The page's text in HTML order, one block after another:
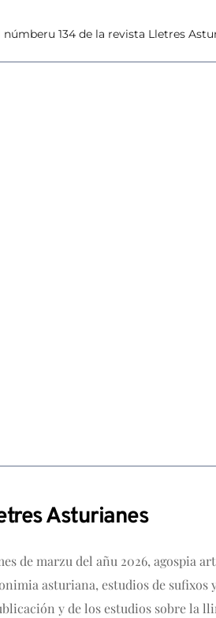
númberu 134 de la revista Lletres
Asturianes
de marzu del añu 2026, agospia
asturiana, estudios de sufixos
y de los estudios sobre la